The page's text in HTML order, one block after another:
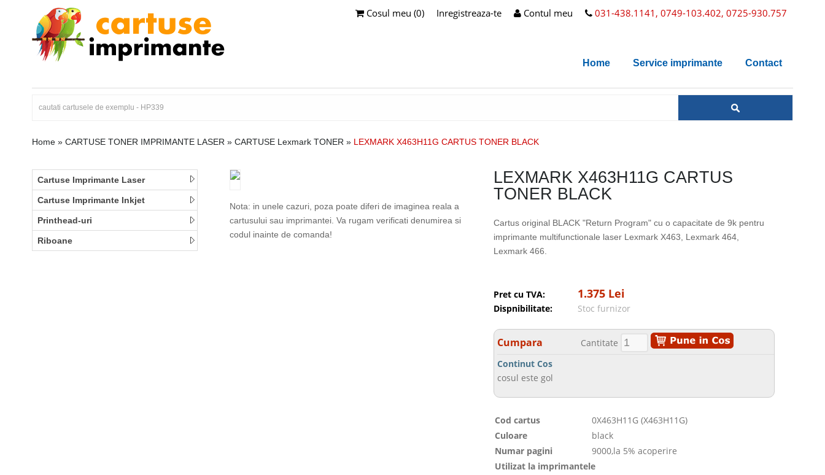
031-438.1141, 0749-103.402, 0725-930.757
Contul meu
Inregistreaza-te
Cosul meu (0)
Home Service imprimante Contact
Home » CARTUSE TONER IMPRIMANTE LASER » CARTUSE Lexmark TONER » LEXMARK X463H11G CARTUS TONER BLACK
Cartuse Imprimante Laser
Cartuse Imprimante Inkjet
Printhead-uri
Riboane
Nota: in unele cazuri, poza poate diferi de imaginea reala a
cartusului sau imprimantei. Va rugam verificati denumirea si
codul inainte de comanda!
LEXMARK X463H11G CARTUS
TONER BLACK
Cartus original BLACK "Return Program" cu o capacitate de 9k pentru
imprimante multifunctionale laser Lexmark X463, Lexmark 464,
Lexmark 466.
Pret cu TVA: 1.375 Lei
Dispnibilitate: Stoc furnizor
Cumpara
Cantitate
Continut Cos
cosul este gol
Cod cartus
0X463H11G (X463H11G)
Culoare
black
Numar pagini
9000,la 5% acoperire
Utilizat la imprimantele